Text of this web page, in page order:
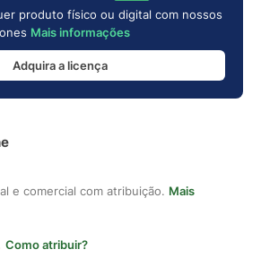
produto físico ou digital com nossos
Mais informações
Adquira a licença
e comercial com atribuição. Mais
Como atribuir?